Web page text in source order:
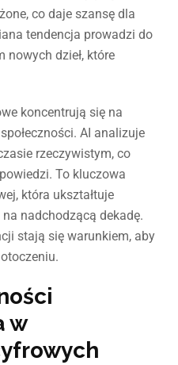
co daje szansę dla
tendencja prowadzi do
nowych dzieł, które
koncentrują się na
AI analizuje
rzeczywistym, co
To kluczowa
która ukształtuje
nadchodzącą dekadę.
stają się warunkiem, aby
w